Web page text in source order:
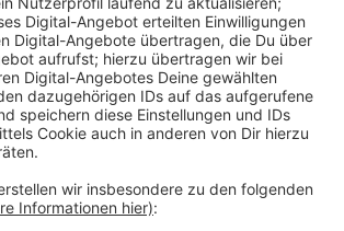
mehr mit unserem kostenlosen ROCK
Rock-Newsletter. Ob Musiknews,
oder unsere neuesten Aktionen -
wir informieren dich.
Zum Newsletter anmelden